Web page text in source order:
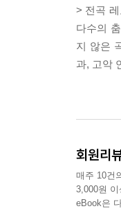
> 전곡
다수의
지 않은
과, 고악
회원리
매주 10건
3,000원
eBook은